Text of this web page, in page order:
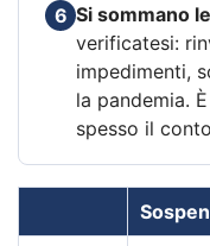
6 Si sommano
verificatesi:
impedimenti,
la pandemia.
spesso il